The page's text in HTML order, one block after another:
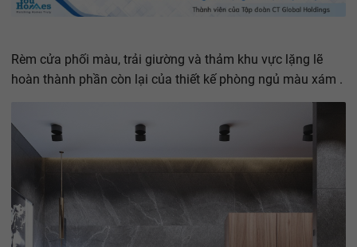
Rèm cửa phối màu, trải giường và thảm khu vực lặng lẽ
hoàn thành phần còn lại của thiết kế phòng ngủ màu xám .